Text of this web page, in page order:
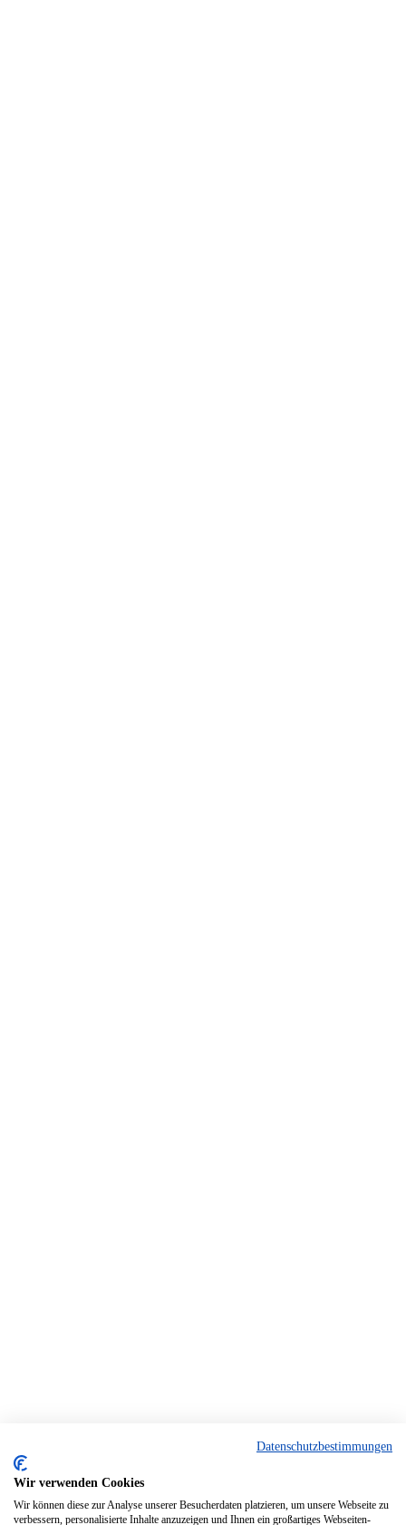
Datenschutzbestimmungen
Wir verwenden Cookies
Wir können diese zur Analyse unserer Besucherdaten platzieren, um unsere Webseite zu
verbessern, personalisierte Inhalte anzuzeigen und Ihnen ein großartiges Webseiten-